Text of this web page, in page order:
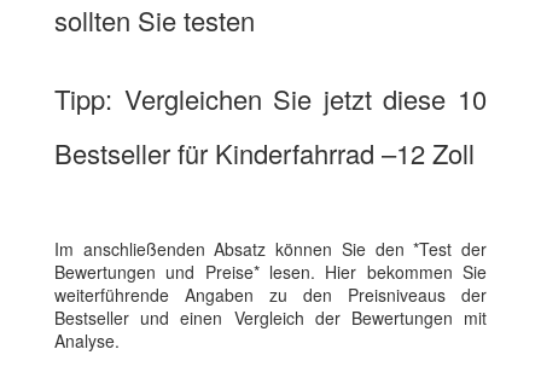
sollten Sie testen
Tipp: Vergleichen Sie jetzt diese 10
Bestseller für Kinderfahrrad –12 Zoll
Im anschließenden Absatz können Sie den *Test der
Bewertungen und Preise* lesen. Hier bekommen Sie
weiterführende Angaben zu den Preisniveaus der
Bestseller und einen Vergleich der Bewertungen mit
Analyse.